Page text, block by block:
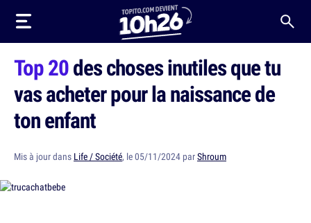
Top 20des choses inutiles que tu
vas acheter pour la naissance de
ton enfant
Mis à jour dans Life / Société, le 05/11/2024 parShroum